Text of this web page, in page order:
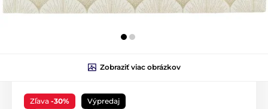
Zobraziť viac obrázkov
Zľava -30% Výpredaj